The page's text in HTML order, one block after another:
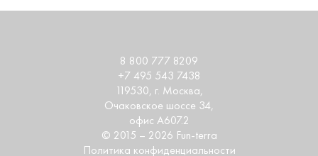
© 2015 – 2026 Fun-terra
Политика конфиденциальности
119530, г. Москва,
Очаковское шоссе 34,
офис А607.2
8 800 777 8209
+7 495 543 7438